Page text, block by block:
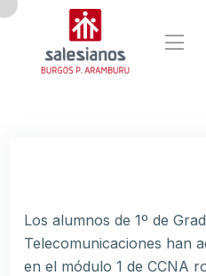
Los alumnos de 1º de
Telecomunicaciones han
en el módulo 1 de CCNA